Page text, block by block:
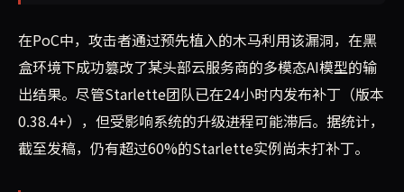
在PoC中，攻击者通过预先植入的木马利用该漏洞，在黑
盒环境下成功篡改了某头部云服务商的多模态AI模型的输
出结果。尽管Starlette团队已在24小时内发布补丁（版本
0.38.4+），但受影响系统的升级进程可能滞后。据统计，
截至发稿，仍有超过60%的Starlette实例尚未打补丁。